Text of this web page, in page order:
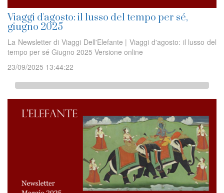
Viaggi d'agosto: il lusso del tempo per sé,
giugno 2025
La Newsletter di Viaggi Dell'Elefante | Viaggi d'agosto: il lusso del
tempo per sé Giugno 2025 Versione online
23/09/2025 13:44:22